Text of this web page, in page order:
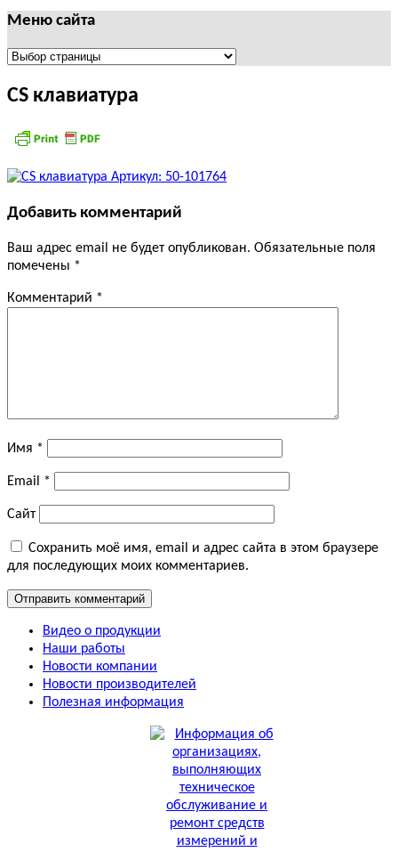
Меню сайта
Меню
CS клавиатура
Добавить комментарий
Ваш адрес email не будет опубликован. Обязательные поля
помечены *
Комментарий *
Имя *
Email *
Сайт
Сохранить моё имя, email и адрес сайта в этом браузере
для последующих моих комментариев.
Видео о продукции
Наши работы
Новости компании
Новости производителей
Полезная информация